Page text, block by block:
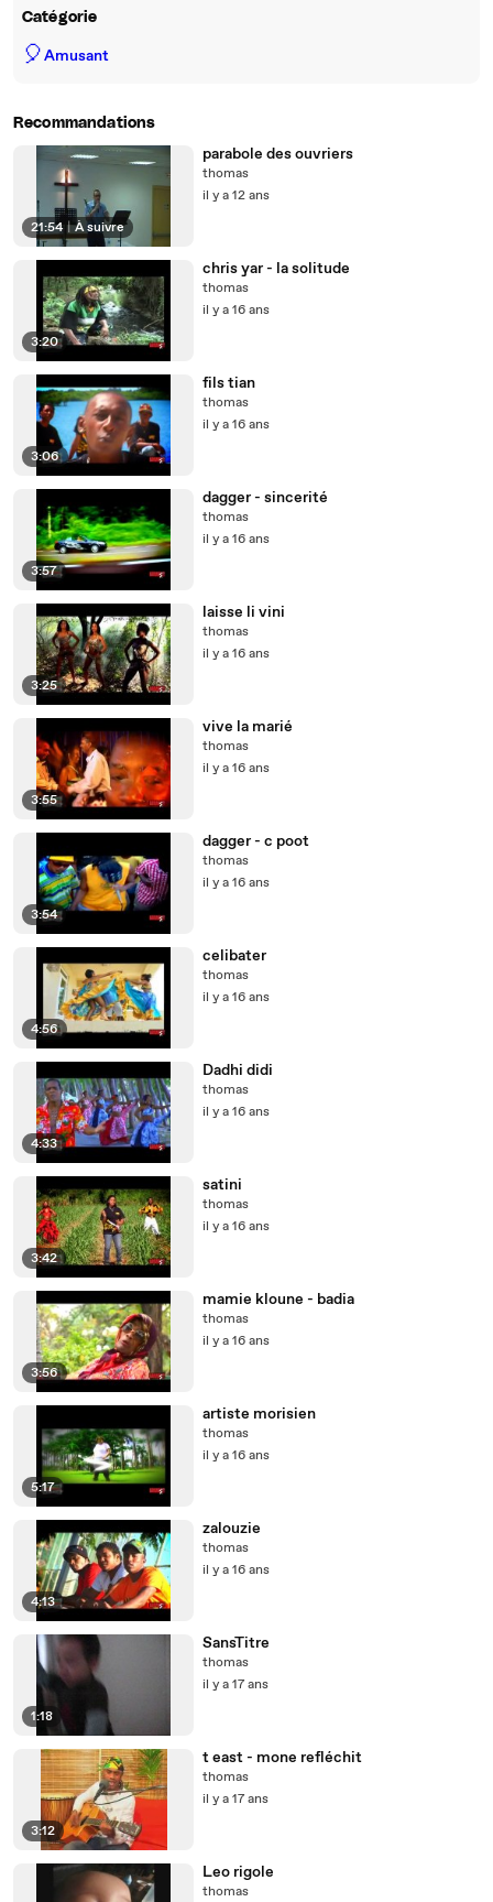
Catégorie
🎈Amusant
Recommandations
21:54 | À suivre
parabole des ouvriers
thomas
il y a 12 ans
3:20
chris yar - la solitude
thomas
il y a 16 ans
3:06
fils tian
thomas
il y a 16 ans
3:57
dagger - sincerité
thomas
il y a 16 ans
3:25
laisse li vini
thomas
il y a 16 ans
3:55
vive la marié
thomas
il y a 16 ans
3:54
dagger - c poot
thomas
il y a 16 ans
4:56
celibater
thomas
il y a 16 ans
4:33
Dadhi didi
thomas
il y a 16 ans
3:42
satini
thomas
il y a 16 ans
3:56
mamie kloune - badia
thomas
il y a 16 ans
5:17
artiste morisien
thomas
il y a 16 ans
4:13
zalouzie
thomas
il y a 16 ans
1:18
SansTitre
thomas
il y a 17 ans
3:12
t east - mone refléchit
thomas
il y a 17 ans
Leo rigole
thomas